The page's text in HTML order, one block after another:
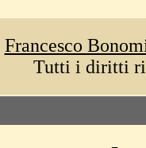
Francesco
Tutti i diritti